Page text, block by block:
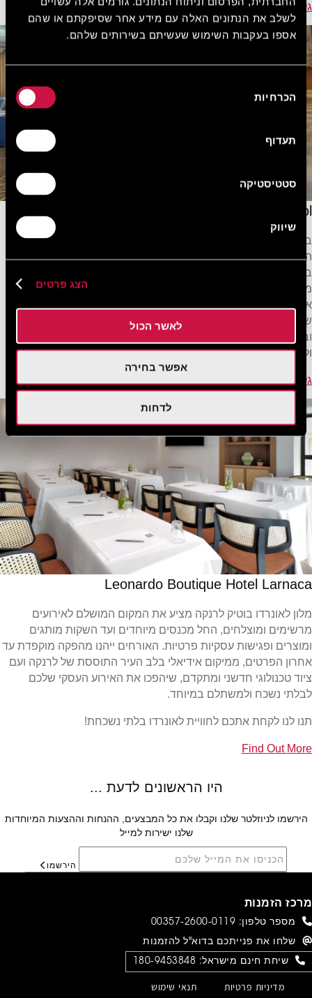
לשלב את הנתונים האלה עם מידע אחר שסיפקתם או שהם
אספו בעקבות השימוש שעשיתם בשירותים שלהם.
הסכמה
הכרחיות
תעדוף
סטטיסטיקה
שיווק
הצג פרטים
לאשר הכול
אפשר בחירה
לדחות
גלו עוד
The GrantResort Limassol
בין אם אתם מתכננים אירוע בלימסול בשעות היום ועל רקע נופי הים
היפים, חגיגה משפחתית אינטימית או גאלה מפוארת תחת הכוכבים,
במלון גרנד ריזורט לימסול תמצאו את החלל המושלם עבורכם מבין
מגוון חדרים ואולמות, שכל אחד מהם מעוצב בטאצ' מלא קסם
אלגנטי. המקומות שלנו משלבים את היופי הטבעי של קפריסין עם
שפע שירותים מודרניים, ומבטיחים שהאירוע שלכם יהיה מוצלח
ובלתי נשכח. היעזרו בצוות המסור שלנו שישמח לדאוג לכל כל פרט
ולהפיק עבורכם אירוע ים תיכוני מופקד ומרשים.
גלו עוד
Leonardo Boutique Hotel Larnaca
מלון לאונרדו בוטיק לרנקה מציע את המקום המושלם לאירועים
מרשימים ומוצלחים, החל מכנסים מיוחדים ועד השקות מותגים
ומוצרים ופגישות עסקיות פרטיות. האורחים ייהנו מהפקה מוקפדת עד
אחרון הפרטים, ממיקום אידיאלי בלב העיר התוססת של לרנקה ועם
ציוד טכנולוגי חדשני ומתקדם, שיהפכו את האירוע העסקי שלכם
לבלתי נשכח ולמשתלם במיוחד.
תנו לנו לקחת אתכם לחוויית לאונרדו בלתי נשכחת!
Find Out More
הירשמו לניוזלטר שלנו וקבלו את כל המבצעים, ההנחות וההצעות המיוחדות
שלנו ישירות למייל
הירשמו
מרכז הזמנות
מספר טלפון: 00357-2600-0119
שלחו את פנייתכם בדוא"ל להזמנות
שיחת חינם מישראל: 180-9453848
מדיניות פרטיות תנאי שימוש